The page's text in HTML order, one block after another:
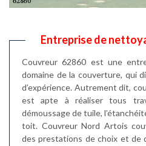
Entreprise de
Couvreur 62860 est une
domaine de la couverture, qui
d’expérience. Autrement dit,
est apte à réaliser tous
démoussage de tuile,
toit. Couvreur Nord Artois
des prestations de choix et de